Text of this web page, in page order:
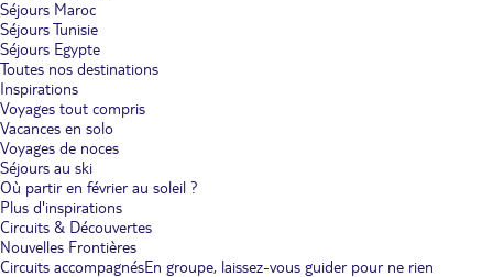
Séjours Maroc
Séjours Tunisie
Séjours Egypte
Toutes nos destinations
Inspirations
Voyages tout compris
Vacances en solo
Voyages de noces
Séjours au ski
Où partir en février au soleil ?
Plus d'inspirations
Circuits & Découvertes
Nouvelles Frontières
Circuits accompagnésEn groupe, laissez-vous guider pour ne rien